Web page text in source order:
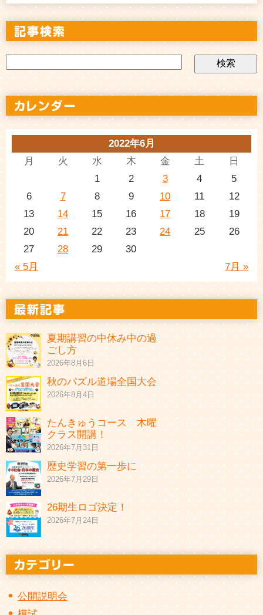
2022年6月
月
火 水 木 金 土 日
« 5月 7月 »
1 2 3 4
5
6
7 8 9 10 11
12
13
14 15 16 17 18
19
20
21 22 23 24 25
26
27
28 29 30
夏期講習の中休み中の過
ごし方
2026年8月6日
秋のパズル道場全国大会
2026年8月4日
たんきゅうコース 木曜
クラス開講！
2026年7月31日
歴史学習の第一歩に
2026年7月29日
26期生ロゴ決定！
2026年7月24日
公開説明会